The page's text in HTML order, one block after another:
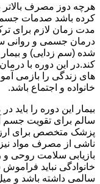
هرچه دوز مصرف
کرده باشد صدمات
مدت زمان لازم برای
درمان جسمی و روانی
شده (سم زدایی) و
کند.در این دوره با
های زندگی را بازمی
خانواده و اجتماع باشد.
بیمار این دوره را
سالم برای تقویت جسم
پزشک متخصص برای
ناشی از مصرف مواد
بازیابی سلامت روحی
خانوادگی نباید فراموش
سالمی داشته باشد و